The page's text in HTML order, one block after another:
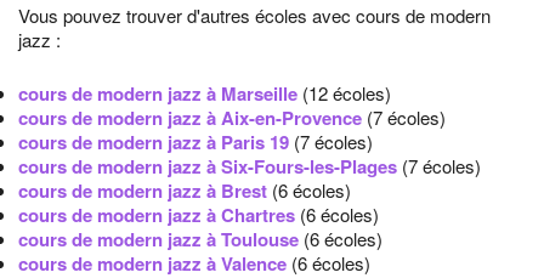
Vous pouvez trouver d'autres écoles avec cours de modern
jazz :
cours de modern jazz à Marseille (12 écoles)
cours de modern jazz à Aix-en-Provence (7 écoles)
cours de modern jazz à Paris 19 (7 écoles)
cours de modern jazz à Six-Fours-les-Plages (7 écoles)
cours de modern jazz à Brest (6 écoles)
cours de modern jazz à Chartres (6 écoles)
cours de modern jazz à Toulouse (6 écoles)
cours de modern jazz à Valence (6 écoles)